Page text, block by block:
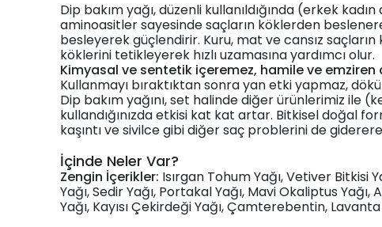
Dip bakım yağı, düzenli kullanıldığında (erkek
aminoasitler sayesinde saçların köklerden
besleyerek güçlendirir. Kuru, mat ve cansız
köklerini tetikleyerek hızlı uzamasına yardımcı olur.
Kimyasal ve sentetik içeremez, hamile ve emziren
Kullanmayı bıraktıktan sonra yan etki yapmaz,
Dip bakım yağını, set halinde diğer ürünlerimiz ile
kullandığınızda etkisi kat kat artar. Bitkisel doğal
kaşıntı ve sivilce gibi diğer saç problerini de
İçinde Neler Var?
Zengin İçerikler: Isırgan Tohum Yağı, Vetiver Bitkisi
Yağı, Sedir Yağı, Portakal Yağı, Mavi Okaliptus Yağı,
Yağı, Kayısı Çekirdeği Yağı, Çamterebentin, Lavanta